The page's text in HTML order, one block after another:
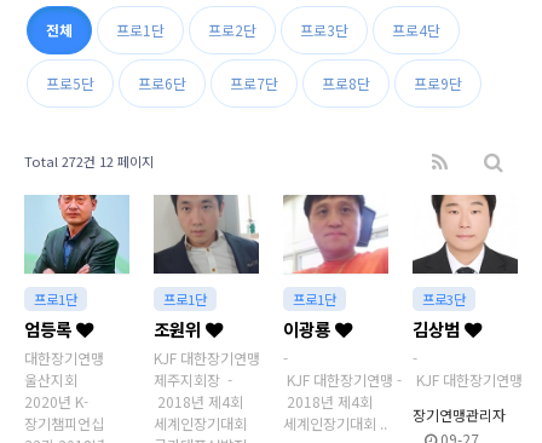
전체 프로1단 프로2단 프로3단 프로4단
프로5단 프로6단 프로7단 프로8단 프로9단
Total 272건 12 페이지
프로1단
엄등록
대한장기연맹
울산지회
2020년 K-
장기챔피언십
프로1단
조원위
KJF 대한장기연맹
제주지회장 -
2018년 제4회
세계인장기대회
프로1단
이광룡
-
KJF 대한장기연맹 -
2018년 제4회
세계인장기대회 ..
프로3단
김상범
-
KJF 대한장기연맹
장기연맹관리자
09-27